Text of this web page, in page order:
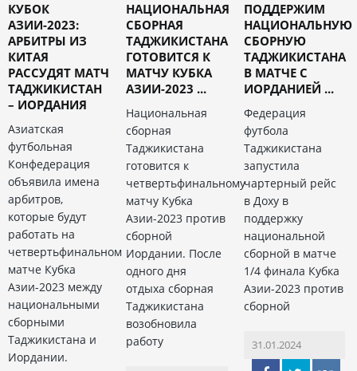
КУБОК
АЗИИ-2023:
АРБИТРЫ ИЗ
КИТАЯ
РАССУДЯТ МАТЧ
ТАДЖИКИСТАН
– ИОРДАНИЯ
Азиатская
футбольная
Конфедерация
объявила имена
арбитров,
которые будут
работать на
четвертьфинальном
матче Кубка
Азии-2023 между
национальными
сборными
Таджикистана и
Иордании.
НАЦИОНАЛЬНАЯ
СБОРНАЯ
ТАДЖИКИСТАНА
ГОТОВИТСЯ К
МАТЧУ КУБКА
АЗИИ-2023 ...
Национальная
сборная
Таджикистана
готовится к
четвертьфинальному
матчу Кубка
Азии-2023 против
сборной
Иордании. После
одного дня
отдыха сборная
Таджикистана
возобновила
работу
ПОДДЕРЖИМ
НАЦИОНАЛЬНУЮ
СБОРНУЮ
ТАДЖИКИСТАНА
В МАТЧЕ С
ИОРДАНИЕЙ ...
Федерация
футбола
Таджикистана
запустила
чартерный рейс
в Доху в
поддержку
национальной
сборной в матче
1/4 финала Кубка
Азии-2023 против
сборной
31.01.2024